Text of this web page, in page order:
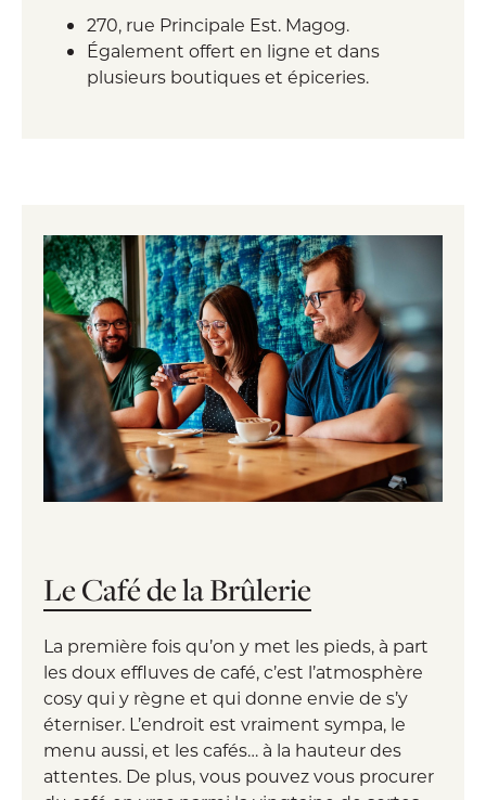
270, rue Principale Est. Magog.
Également offert en ligne et dans
plusieurs boutiques et épiceries.
Le Café de la Brûlerie
La première fois qu’on y met les pieds, à part
les doux effluves de café, c’est l’atmosphère
cosy qui y règne et qui donne envie de s’y
éterniser. L’endroit est vraiment sympa, le
menu aussi, et les cafés… à la hauteur des
attentes. De plus, vous pouvez vous procurer